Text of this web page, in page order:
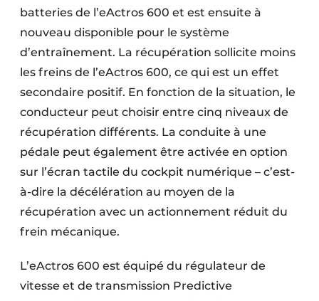
batteries de l’eActros 600 et est ensuite à
nouveau disponible pour le système
d’entraînement. La récupération sollicite moins
les freins de l’eActros 600, ce qui est un effet
secondaire positif. En fonction de la situation, le
conducteur peut choisir entre cinq niveaux de
récupération différents. La conduite à une
pédale peut également être activée en option
sur l’écran tactile du cockpit numérique – c’est-
à-dire la décélération au moyen de la
récupération avec un actionnement réduit du
frein mécanique.
L’eActros 600 est équipé du régulateur de
vitesse et de transmission Predictive